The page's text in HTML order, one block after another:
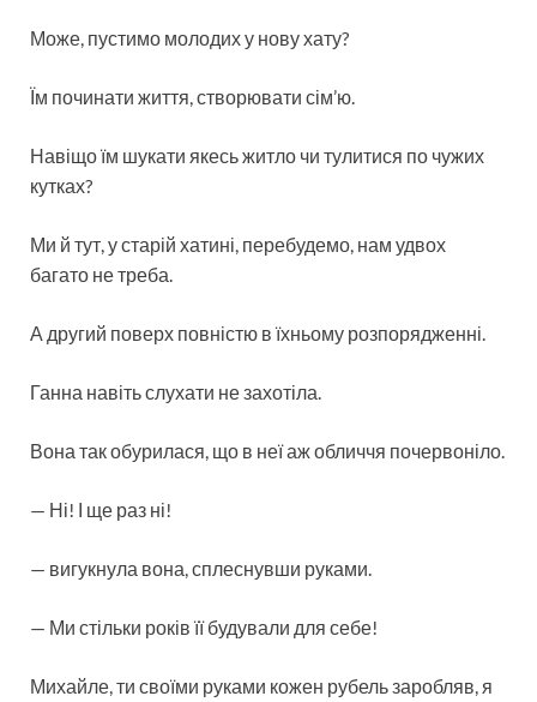
Може, пустимо молодих у нову хату?
Їм починати життя, створювати сім’ю.
Навіщо їм шукати якесь житло чи тулитися по чужих
кутках?
Ми й тут, у старій хатині, перебудемо, нам удвох
багато не треба.
А другий поверх повністю в їхньому розпорядженні.
Ганна навіть слухати не захотіла.
Вона так обурилася, що в неї аж обличчя почервоніло.
— Ні! І ще раз ні!
— вигукнула вона, сплеснувши руками.
— Ми стільки років її будували для себе!
Михайле, ти своїми руками кожен рубель заробляв, я